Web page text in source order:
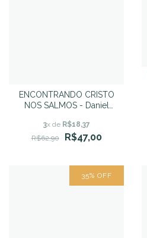
ENCONTRANDO CRISTO
NOS SALMOS - Daniel
3x de R$18,37
R$62,90
R$47,00
35% OFF